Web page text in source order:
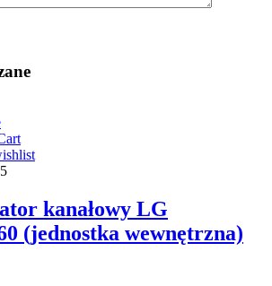
kanałowy LG
(jednostka wewnętrzna)